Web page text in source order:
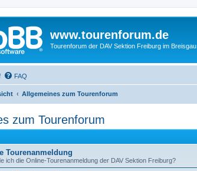
www.tourenforum.de
Tourenforum der DAV Sektion Freiburg im Breisgau
FAQ
Allgemeines zum Tourenforum
zum Tourenforum
Tourenanmeldung
ich die Online-Tourenanmeldung der DAV Sektion Freiburg?